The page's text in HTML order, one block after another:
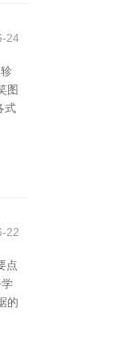
24
图
式
22
点
的